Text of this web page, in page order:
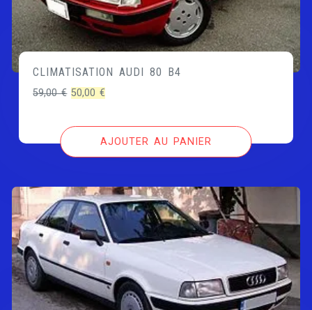
CLIMATISATION AUDI 80 B4
59,00€ Le
initial
50,00€
actuel
est :
AJOUTER AU PANIER